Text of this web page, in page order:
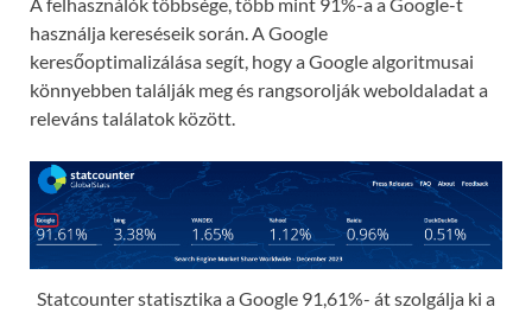
használja kereséseik során. A Google
keresőoptimalizálása segít, hogy a Google algoritmusai
könnyebben találják meg és rangsorolják weboldaladat a
releváns találatok között.
Statcounter statisztika a Google 91,61%- át szolgálja ki a